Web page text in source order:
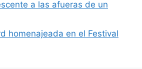
a las afueras de un
homenajeada en el Festival